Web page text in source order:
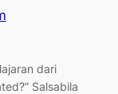
dari
Salsabila